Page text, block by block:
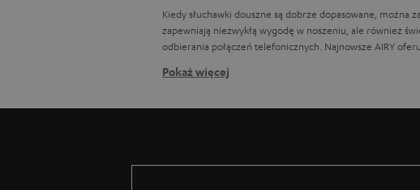
Kiedy słuchawki douszne są dobrze dopasowane,
zapewniają niezwykłą wygodę w noszeniu, ale również
odbierania połączeń telefonicznych. Najnowsze AIRY
Idealny do uprawiania sportu na zewnątrz
Aby słuchawki True Wireless były tak kompaktowe, jak
Pokaż więcej